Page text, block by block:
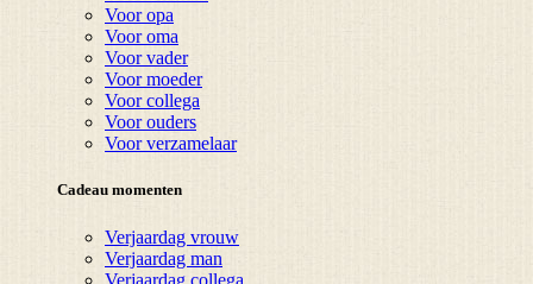
Voor opa
Voor oma
Voor vader
Voor moeder
Voor collega
Voor ouders
Voor verzamelaar
Cadeau momenten
Verjaardag vrouw
Verjaardag man
Verjaardag collega